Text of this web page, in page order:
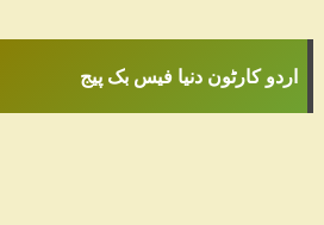
اردو کارٹون دنیا فیس بک پیج